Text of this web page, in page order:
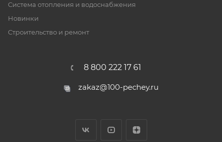
Система отопления и водоснабжения
Новинки
Строительство и ремонт
8 800 222 17 61
zakaz@100-pechey.ru